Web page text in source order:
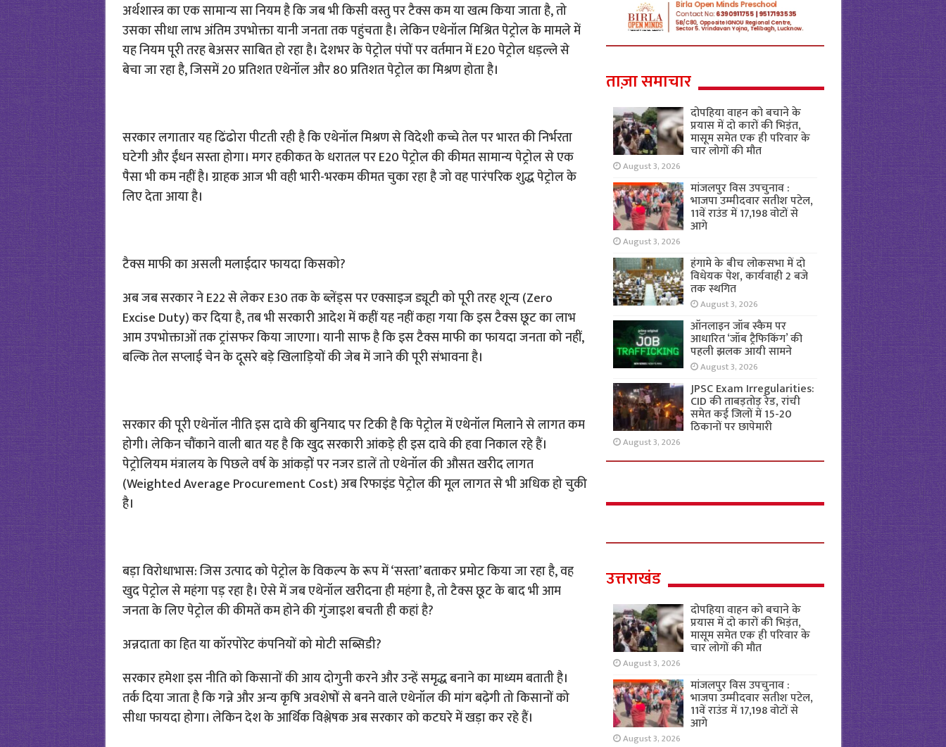
अर्थशास्त्र का एक सामान्य सा नियम है कि जब भी किसी वस्तु पर टैक्स कम या खत्म किया जाता है, तो
उसका सीधा लाभ अंतिम उपभोक्ता यानी जनता तक पहुंचता है। लेकिन एथेनॉल मिश्रित पेट्रोल के मामले में
यह नियम पूरी तरह बेअसर साबित हो रहा है। देशभर के पेट्रोल पंपों पर वर्तमान में E20 पेट्रोल धड़ल्ले से
बेचा जा रहा है, जिसमें 20 प्रतिशत एथेनॉल और 80 प्रतिशत पेट्रोल का मिश्रण होता है।
सरकार लगातार यह ढिंढोरा पीटती रही है कि एथेनॉल मिश्रण से विदेशी कच्चे तेल पर भारत की निर्भरता
घटेगी और ईंधन सस्ता होगा। मगर हकीकत के धरातल पर E20 पेट्रोल की कीमत सामान्य पेट्रोल से एक
पैसा भी कम नहीं है। ग्राहक आज भी वही भारी-भरकम कीमत चुका रहा है जो वह पारंपरिक शुद्ध पेट्रोल के
लिए देता आया है।
टैक्स माफी का असली मलाईदार फायदा किसको?
अब जब सरकार ने E22 से लेकर E30 तक के ब्लेंड्स पर एक्साइज ड्यूटी को पूरी तरह शून्य (Zero
Excise Duty) कर दिया है, तब भी सरकारी आदेश में कहीं यह नहीं कहा गया कि इस टैक्स छूट का लाभ
आम उपभोक्ताओं तक ट्रांसफर किया जाएगा। यानी साफ है कि इस टैक्स माफी का फायदा जनता को नहीं,
बल्कि तेल सप्लाई चेन के दूसरे बड़े खिलाड़ियों की जेब में जाने की पूरी संभावना है।
सरकार की पूरी एथेनॉल नीति इस दावे की बुनियाद पर टिकी है कि पेट्रोल में एथेनॉल मिलाने से लागत कम
होगी। लेकिन चौंकाने वाली बात यह है कि खुद सरकारी आंकड़े ही इस दावे की हवा निकाल रहे हैं।
पेट्रोलियम मंत्रालय के पिछले वर्ष के आंकड़ों पर नजर डालें तो एथेनॉल की औसत खरीद लागत
(Weighted Average Procurement Cost) अब रिफाइंड पेट्रोल की मूल लागत से भी अधिक हो चुकी
है।
बड़ा विरोधाभास: जिस उत्पाद को पेट्रोल के विकल्प के रूप में ‘सस्ता’ बताकर प्रमोट किया जा रहा है, वह
खुद पेट्रोल से महंगा पड़ रहा है। ऐसे में जब एथेनॉल खरीदना ही महंगा है, तो टैक्स छूट के बाद भी आम
जनता के लिए पेट्रोल की कीमतें कम होने की गुंजाइश बचती ही कहां है?
अन्नदाता का हित या कॉरपोरेट कंपनियों को मोटी सब्सिडी?
सरकार हमेशा इस नीति को किसानों की आय दोगुनी करने और उन्हें समृद्ध बनाने का माध्यम बताती है।
तर्क दिया जाता है कि गन्ने और अन्य कृषि अवशेषों से बनने वाले एथेनॉल की मांग बढ़ेगी तो किसानों को
सीधा फायदा होगा। लेकिन देश के आर्थिक विश्लेषक अब सरकार को कटघरे में खड़ा कर रहे हैं।
ताज़ा समाचार
दोपहिया वाहन को बचाने के
प्रयास में दो कारों की भिड़ंत,
मासूम समेत एक ही परिवार के
चार लोगों की मौत
August 3, 2026
मांजलपुर विस उपचुनाव :
भाजपा उम्मीदवार सतीश पटेल,
11वें राउंड में 17,198 वोटों से
आगे
August 3, 2026
हंगामे के बीच लोकसभा में दो
विधेयक पेश, कार्यवाही 2 बजे
तक स्थगित
August 3, 2026
ऑनलाइन जॉब स्कैम पर
आधारित ‘जॉब ट्रैफिकिंग’ की
पहली झलक आयी सामने
August 3, 2026
JPSC Exam Irregularities:
CID की ताबड़तोड़ रेड, रांची
समेत कई जिलों में 15-20
ठिकानों पर छापेमारी
August 3, 2026
उत्तराखंड
दोपहिया वाहन को बचाने के
प्रयास में दो कारों की भिड़ंत,
मासूम समेत एक ही परिवार के
चार लोगों की मौत
August 3, 2026
मांजलपुर विस उपचुनाव :
भाजपा उम्मीदवार सतीश पटेल,
11वें राउंड में 17,198 वोटों से
आगे
August 3, 2026